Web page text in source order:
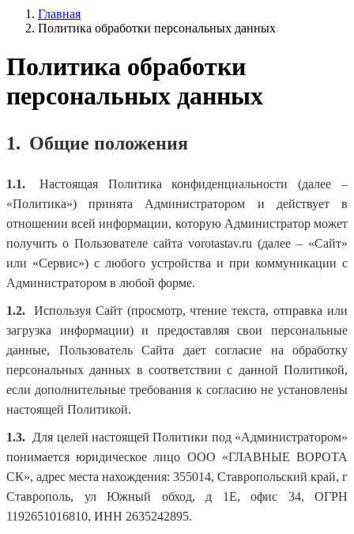
Главная
Политика обработки персональных данных
Политика обработки
персональных данных
1. Общие положения
1.1.
Настоящая Политика конфиденциальности (далее –
«Политика») принята Администратором и действует в
отношении всей информации, которую Администратор может
получить о Пользователе сайта vorotastav.ru (далее – «Сайт»
или «Сервис») с любого устройства и при коммуникации с
Администратором в любой форме.
1.2.
Используя Cайт (просмотр, чтение текста, отправка или
загрузка информации) и предоставляя свои персональные
данные, Пользователь Сайта дает согласие на обработку
персональных данных в соответствии с данной Политикой,
если дополнительные требования к согласию не установлены
настоящей Политикой.
1.3. Для целей настоящей Политики под «Администратором»
понимается юридическое лицо ООО «ГЛАВНЫЕ ВОРОТА
СК», адрес места нахождения: 355014, Ставропольский край, г
Ставрополь, ул Южный обход, д 1Е, офис 34, ОГРН
1192651016810, ИНН 2635242895.